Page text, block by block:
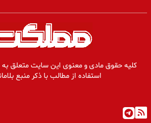
کلیه حقوق مادی و معنوی این سایت متعلق به
استفاده از مطالب با ذکر منبع